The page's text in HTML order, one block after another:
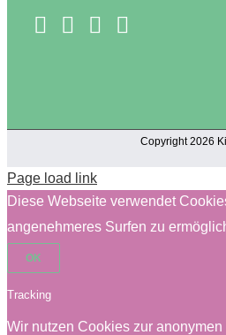
Copyright 2026
Page load link
Diese Webseite verwendet
angenehmeres Surfen zu
OK
Tracking
Wir nutzen Cookies zur